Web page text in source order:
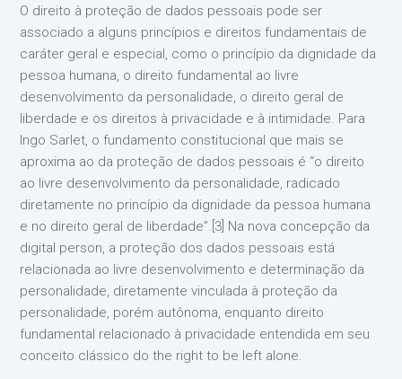
O direito à proteção de dados pessoais pode ser
associado a alguns princípios e direitos fundamentais de
caráter geral e especial, como o princípio da dignidade da
pessoa humana, o direito fundamental ao livre
desenvolvimento da personalidade, o direito geral de
liberdade e os direitos à privacidade e à intimidade. Para
Ingo Sarlet, o fundamento constitucional que mais se
aproxima ao da proteção de dados pessoais é “o direito
ao livre desenvolvimento da personalidade, radicado
diretamente no princípio da dignidade da pessoa humana
e no direito geral de liberdade”.[3] Na nova concepção da
digital person, a proteção dos dados pessoais está
relacionada ao livre desenvolvimento e determinação da
personalidade, diretamente vinculada à proteção da
personalidade, porém autônoma, enquanto direito
fundamental relacionado à privacidade entendida em seu
conceito clássico do the right to be left alone.